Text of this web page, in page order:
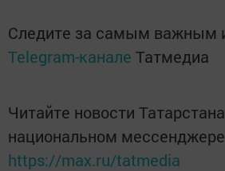
Следите за самым важным
Telegram-канале Татмедиа
Читайте новости
национальном
https://max.ru/tatmedia